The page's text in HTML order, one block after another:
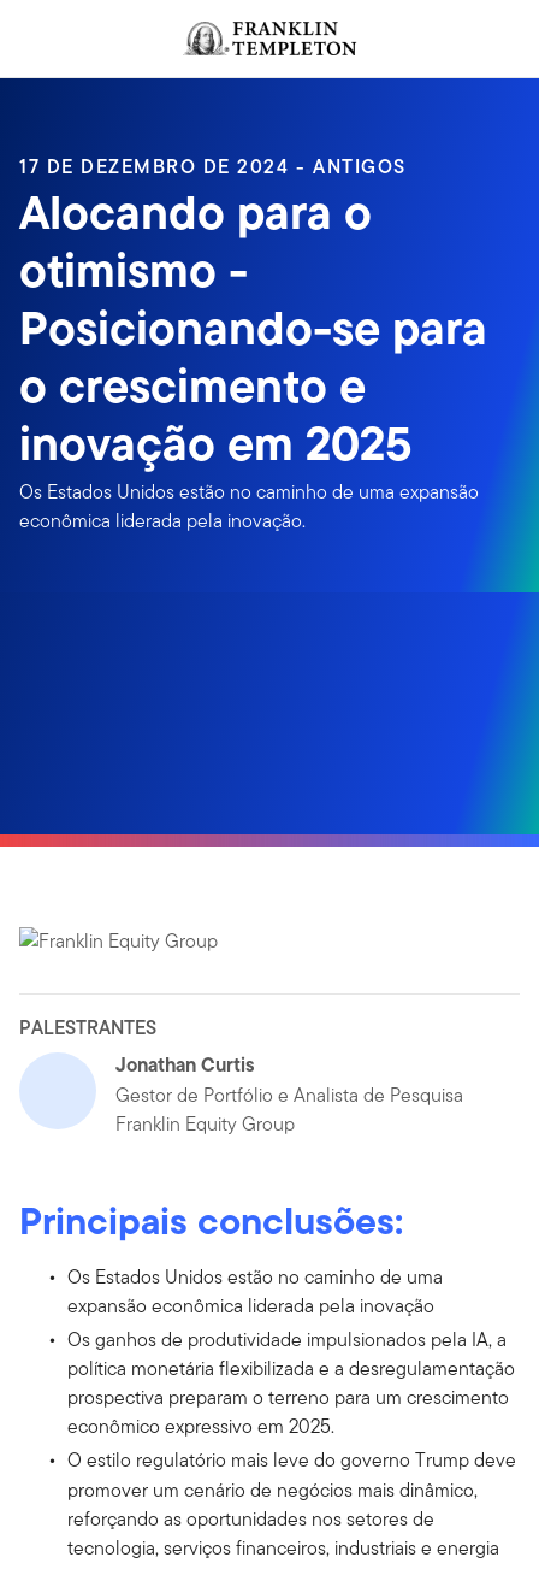
17 DE DEZEMBRO DE 2024 - ANTIGOS
Alocando para o
otimismo -
Posicionando-se para
o crescimento e
inovação em 2025
Os Estados Unidos estão no caminho de uma expansão
econômica liderada pela inovação.
PALESTRANTES
Jonathan Curtis
Gestor de Portfólio e Analista de Pesquisa
Franklin Equity Group
Principais conclusões:
Os Estados Unidos estão no caminho de uma
expansão econômica liderada pela inovação
Os ganhos de produtividade impulsionados pela IA, a
política monetária flexibilizada e a desregulamentação
prospectiva preparam o terreno para um crescimento
econômico expressivo em 2025.
O estilo regulatório mais leve do governo Trump deve
promover um cenário de negócios mais dinâmico,
reforçando as oportunidades nos setores de
tecnologia, serviços financeiros, industriais e energia